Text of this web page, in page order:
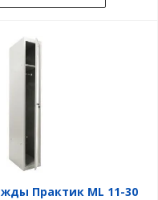
Практик ML 11-30